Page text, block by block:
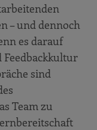
– und dennoch
es darauf
Feedbackkultur
sind
Team zu